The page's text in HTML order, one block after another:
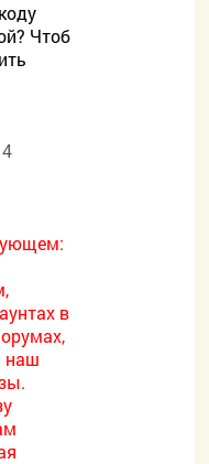
Чтоб
в
наш